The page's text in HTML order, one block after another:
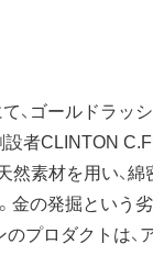
、ゴールドラッ
設者CLINTON
然素材を用い、
金の発掘という
プロダクトは、